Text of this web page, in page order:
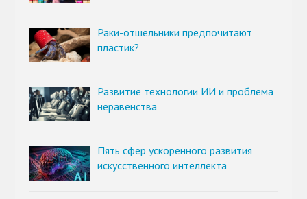
Раки-отшельники предпочитают
пластик?
Развитие технологии ИИ и проблема
неравенства
Пять сфер ускоренного развития
искусственного интеллекта